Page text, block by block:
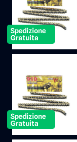
Spedizione
Gratuita
Spedizione
Gratuita